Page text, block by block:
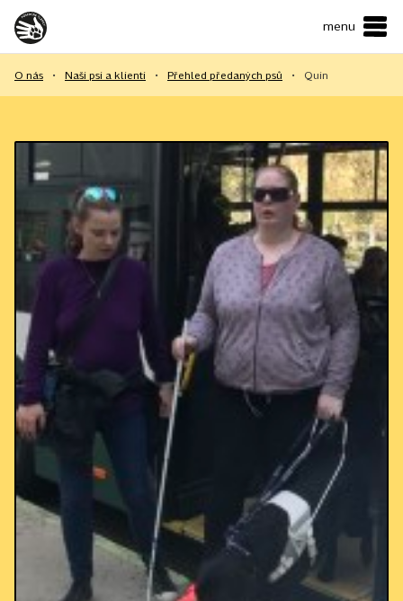
menu
O NÁS
JAK MŮŽETE POMOCI?
KONTAKTY
E-shop
Podpořit
O nás • Naši psi a klienti • Přehled předaných psů • Quin